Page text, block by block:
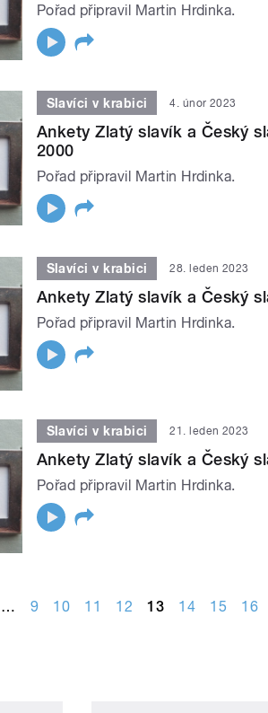
Pořad připravil Martin Hrdinka.
Slavíci v krabici 4. únor 2023
Ankety Zlatý slavík a Český
2000
Pořad připravil Martin Hrdinka.
Slavíci v krabici 28. leden 2023
Ankety Zlatý slavík a Český
Pořad připravil Martin Hrdinka.
Slavíci v krabici 21. leden 2023
Ankety Zlatý slavík a Český
Pořad připravil Martin Hrdinka.
… 9 10 11 12 13 14 15 16